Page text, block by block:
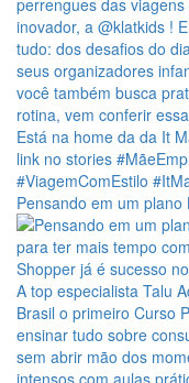
Pensando em um